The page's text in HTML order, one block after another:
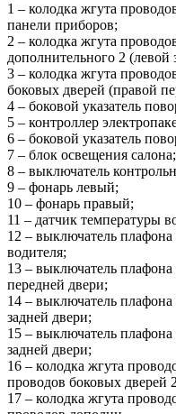
1 – колодка жгута
панели приборов;
2 – колодка жгута
дополнительного 2 (левой
3 – колодка жгута
боковых дверей (правой
4 – боковой указатель
5 – контроллер
6 – боковой указатель
7 – блок освещения салона;
8 – выключатель
9 – фонарь левый;
10 – фонарь правый;
11 – датчик температуры
12 – выключатель плафона
водителя;
13 – выключатель
передней двери;
14 – выключатель
задней двери;
15 – выключатель плафона
задней двери;
16 – колодка жгута
проводов боковых дверей
17 – колодка жгута